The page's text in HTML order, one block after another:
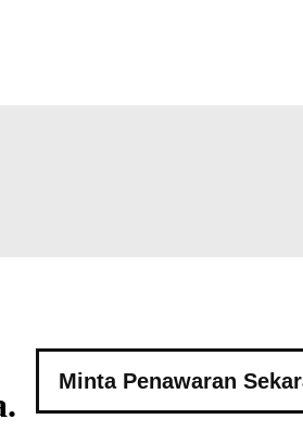
Minta Penawaran